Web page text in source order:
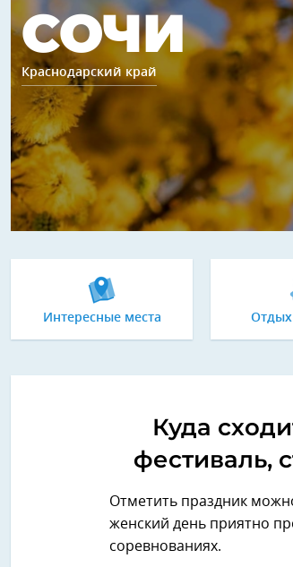
СОЧИ
Краснодарский край
Интересные места Отдых
Куда
фестиваль,
Отметить праздник
женский день приятно
соревнованиях.